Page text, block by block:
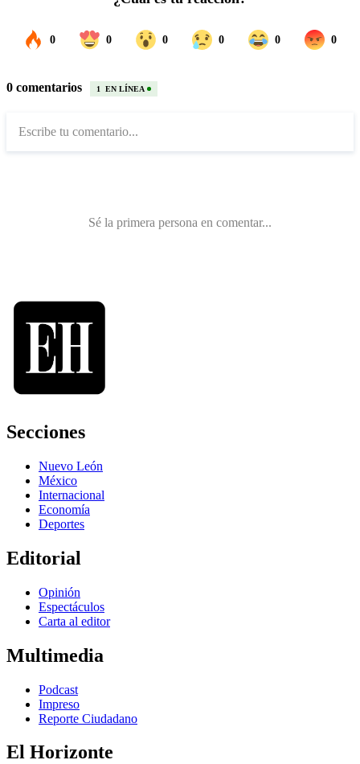
Secciones
Nuevo León
México
Internacional
Economía
Deportes
Editorial
Opinión
Espectáculos
Carta al editor
Multimedia
Podcast
Impreso
Reporte Ciudadano
El Horizonte